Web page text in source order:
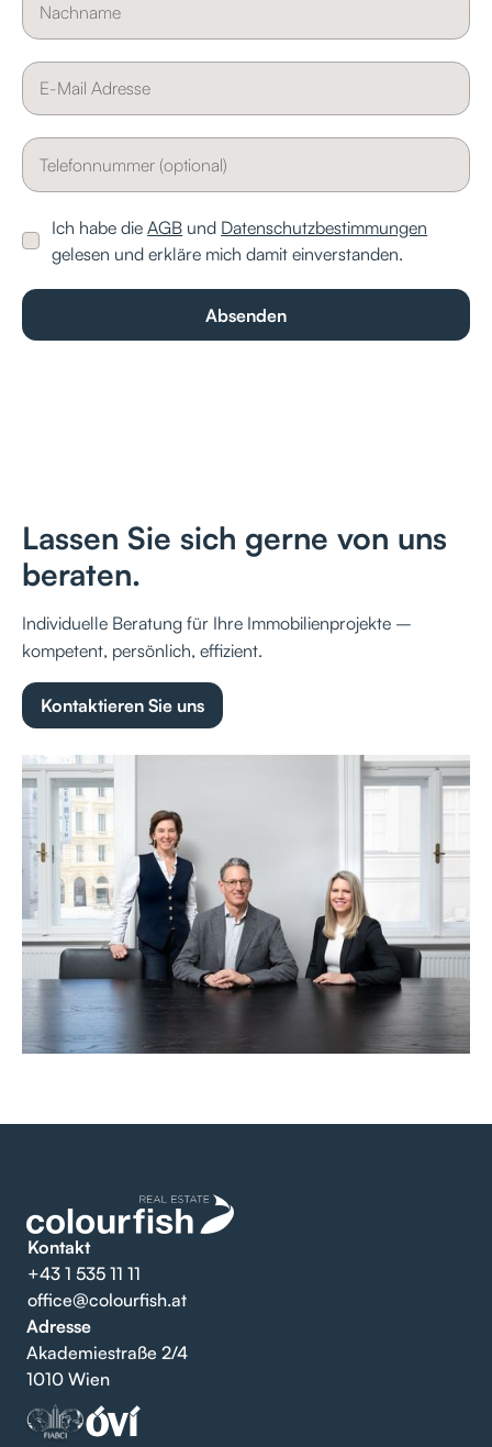
Ich habe dieAGB und Datenschutzbestimmungen
gelesen und erkläre mich damit einverstanden.
Lassen Sie sich gerne von uns
beraten.
Individuelle Beratung für Ihre Immobilienprojekte –
kompetent, persönlich, effizient.
Kontaktieren Sie uns
Kontakt
+43 1 535 11 11
office@colourfish.at
Adresse
Akademiestraße 2/4
1010 Wien